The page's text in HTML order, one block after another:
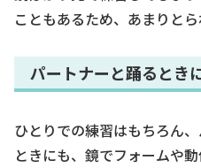
こともあるため、あまりと
パートナーと踊るとき
ひとりでの練習はもちろん
ときにも、鏡でフォームや